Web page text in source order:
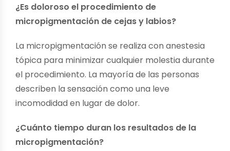
¿Es doloroso el procedimiento de
micropigmentación de cejas y labios?
La micropigmentación se realiza con anestesia
tópica para minimizar cualquier molestia durante
el procedimiento. La mayoría de las personas
describen la sensación como una leve
incomodidad en lugar de dolor.
¿Cuánto tiempo duran los resultados de la
micropigmentación?